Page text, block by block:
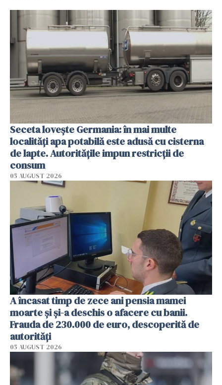
Seceta lovește Germania: în mai multe
localități apa potabilă este adusă cu cisterna
de lapte. Autoritățile impun restricții de
consum
05 AUGUST 2026
A încasat timp de zece ani pensia mamei
moarte și și-a deschis o afacere cu banii.
Frauda de 230.000 de euro, descoperită de
autorități
05 AUGUST 2026